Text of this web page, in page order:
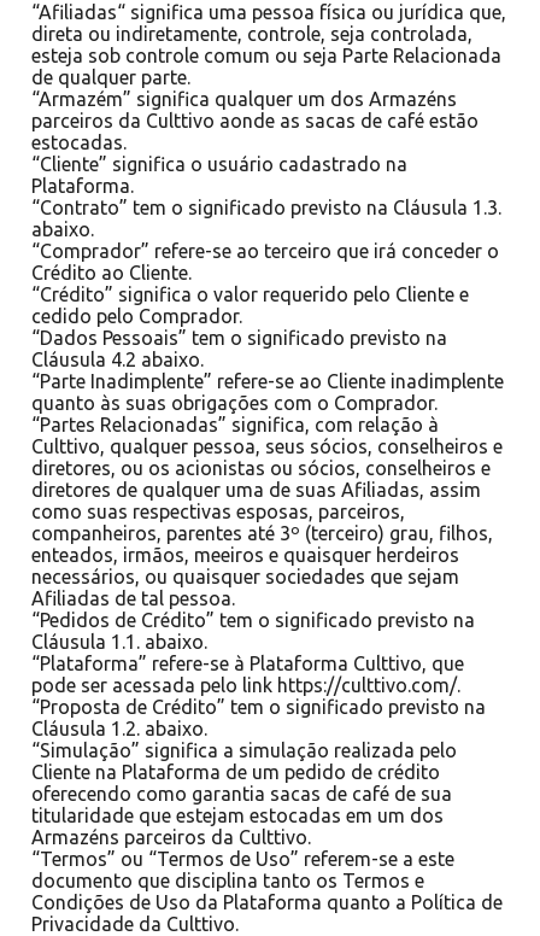
“Afiliadas“ significa uma pessoa física ou jurídica que,
direta ou indiretamente, controle, seja controlada,
esteja sob controle comum ou seja Parte Relacionada
de qualquer parte.
“Armazém” significa qualquer um dos Armazéns
parceiros da Culttivo aonde as sacas de café estão
estocadas.
“Cliente” significa o usuário cadastrado na
Plataforma.
“Contrato” tem o significado previsto na Cláusula 1.3.
abaixo.
“Comprador” refere-se ao terceiro que irá conceder o
Crédito ao Cliente.
“Crédito” significa o valor requerido pelo Cliente e
cedido pelo Comprador.
“Dados Pessoais” tem o significado previsto na
Cláusula 4.2 abaixo.
“Parte Inadimplente” refere-se ao Cliente inadimplente
quanto às suas obrigações com o Comprador.
“Partes Relacionadas” significa, com relação à
Culttivo, qualquer pessoa, seus sócios, conselheiros e
diretores, ou os acionistas ou sócios, conselheiros e
diretores de qualquer uma de suas Afiliadas, assim
como suas respectivas esposas, parceiros,
companheiros, parentes até 3º (terceiro) grau, filhos,
enteados, irmãos, meeiros e quaisquer herdeiros
necessários, ou quaisquer sociedades que sejam
Afiliadas de tal pessoa.
“Pedidos de Crédito” tem o significado previsto na
Cláusula 1.1. abaixo.
“Plataforma” refere-se à Plataforma Culttivo, que
pode ser acessada pelo link https://culttivo.com/.
“Proposta de Crédito” tem o significado previsto na
Cláusula 1.2. abaixo.
“Simulação” significa a simulação realizada pelo
Cliente na Plataforma de um pedido de crédito
oferecendo como garantia sacas de café de sua
titularidade que estejam estocadas em um dos
Armazéns parceiros da Culttivo.
“Termos” ou “Termos de Uso” referem-se a este
documento que disciplina tanto os Termos e
Condições de Uso da Plataforma quanto a Política de
Privacidade da Culttivo.